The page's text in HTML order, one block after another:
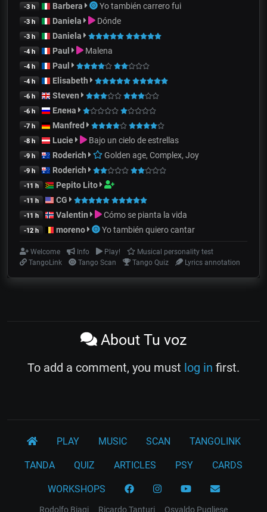
-3 h Barbera Yo también carrero fui
-3 h Daniela Dónde
-3 h Daniela
-4 h Paul Malena
-4 h Paul
-4 h Elisabeth
-6 h Steven
-6 h Елена
-7 h Manfred
-8 h Lucie Bajo un cielo de estrellas
-9 h Roderich Golden age, Complex, Joy
-9 h Roderich
-11 h Pepito Lito
-11 h CG
-11 h Valentin Cómo se pianta la vida
-12 h moreno Yo también quiero cantar
Welcome Info Play!
Musical personality test
TangoLink
Tango Scan Tango Quiz Lyrics annotation
About Tu voz
To add a comment, you must log in first.
PLAY MUSIC SCAN TANGOLINK
TANDA QUIZ ARTICLES PSY CARDS
WORKSHOPS
Rodolfo Biagi Ricardo Tanturi Osvaldo Pugliese